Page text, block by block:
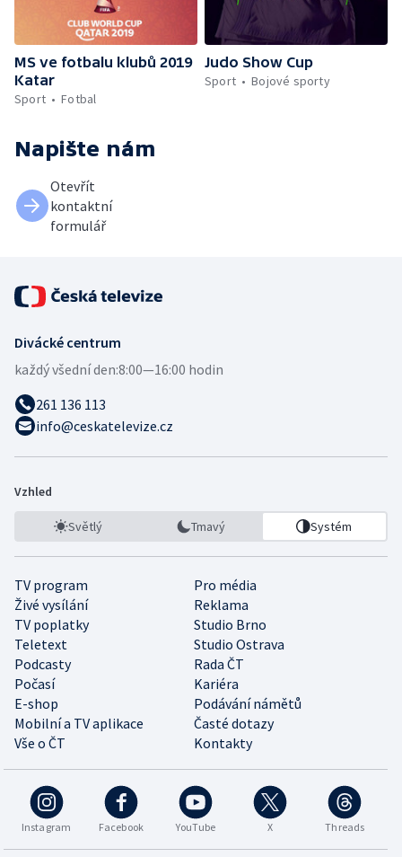
MS ve fotbalu klubů 2019
Katar
Sport
Fotbal
Judo Show Cup
Sport
Bojové sporty
Napište nám
Otevřít
kontaktní
formulář
Divácké centrum
každý všední den:8:00—16:00 hodin
261 136 113
info@ceskatelevize.cz
Vzhled
Světlý Tmavý Systém
TV program
Pro média
Živé vysílání
Reklama
TV poplatky
Studio Brno
Teletext
Studio Ostrava
Podcasty
Rada ČT
Počasí
Kariéra
E-shop
Podávání námětů
Mobilní a TV aplikace
Časté dotazy
Vše o ČT
Kontakty
Instagram Facebook YouTube X Threads